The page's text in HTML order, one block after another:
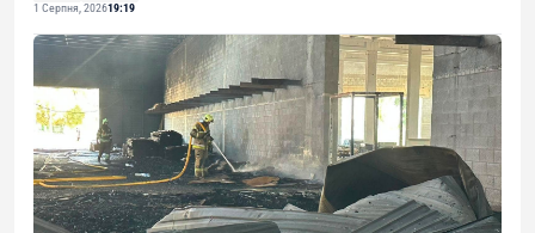
1 Серпня, 202619:19